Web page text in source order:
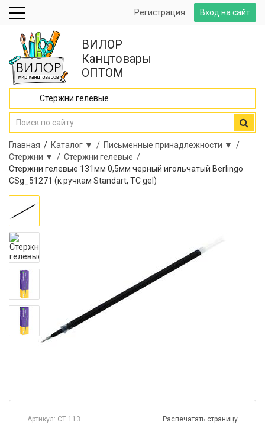
Вход на сайт
Регистрация
ВИЛОР
Канцтовары
ОПТОМ
Стержни гелевые
Главная / Каталог ▼ / Письменные принадлежности ▼ /
Стержни ▼ / Стержни гелевые /
Стержни гелевые 131мм 0,5мм черный игольчатый Berlingo
CSg_51271 (к ручкам Standart, TC gel)
Распечатать страницу
Артикул: СТ 113